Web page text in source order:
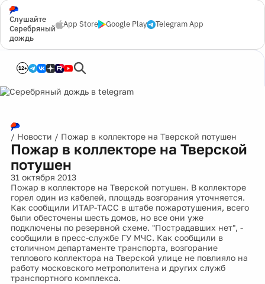
Слушайте
Серебряный
дождь
App Store Google Play Telegram App
12+
/ Новости / Пожар в коллекторе на Тверской потушен
Пожар в коллекторе на Тверской
потушен
31 октября 2013
Пожар в коллекторе на Тверской потушен. В коллекторе
горел один из кабелей, площадь возгорания уточняется.
Как сообщили ИТАР-ТАСС в штабе пожаротушения, всего
были обесточены шесть домов, но все они уже
подключены по резервной схеме. "Пострадавших нет", -
сообщили в пресс-службе ГУ МЧС. Как сообщили в
столичном департаменте транспорта, возгорание
теплового коллектора на Тверской улице не повлияло на
работу московского метрополитена и других служб
транспортного комплекса.